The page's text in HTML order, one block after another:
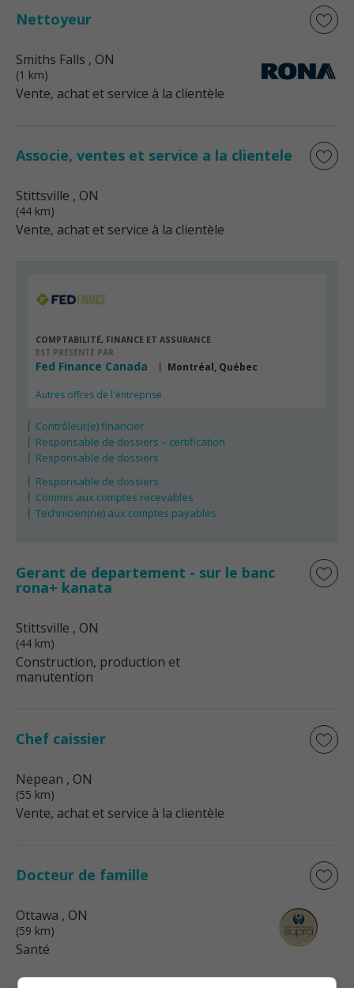
Nettoyeur
Smiths Falls , ON
(1 km)
Vente, achat et service à la clientèle
Associe, ventes et service a la clientele
Stittsville , ON
(44 km)
Vente, achat et service à la clientèle
COMPTABILITÉ, FINANCE ET ASSURANCE
EST PRÉSENTÉ PAR
Fed Finance Canada Montréal, Québec
Autres offres de l'entreprise
Contrôleur(e) financier
Responsable de dossiers – certification
Responsable de dossiers
Responsable de dossiers
Commis aux comptes recevables
Technicien(ne) aux comptes payables
Gerant de departement - sur le banc
rona+ kanata
Stittsville , ON
(44 km)
Construction, production et
manutention
Chef caissier
Nepean , ON
(55 km)
Vente, achat et service à la clientèle
Docteur de famille
Ottawa , ON
(59 km)
Santé